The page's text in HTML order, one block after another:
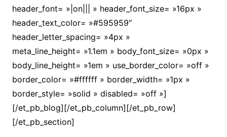
header_font= »|on||| » header_font_size= »16px »
header_text_color= »#595959″
header_letter_spacing= »4px »
meta_line_height= »1.1em » body_font_size= »0px »
body_line_height= »1em » use_border_color= »off »
border_color= »#ffffff » border_width= »1px »
border_style= »solid » disabled= »off »]
[/et_pb_blog][/et_pb_column][/et_pb_row]
[/et_pb_section]